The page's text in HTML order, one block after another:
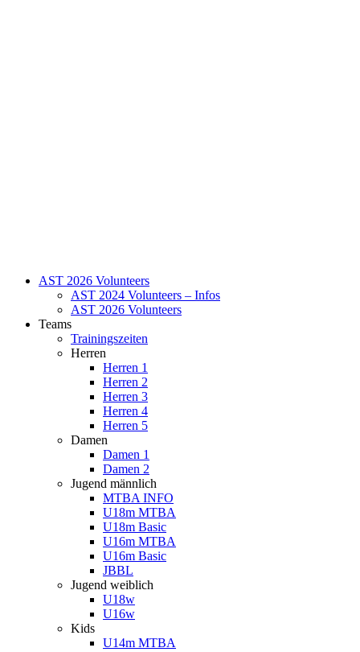
AST 2026 Volunteers
AST 2024 Volunteers – Infos
AST 2026 Volunteers
Teams
Trainingszeiten
Herren
Herren 1
Herren 2
Herren 3
Herren 4
Herren 5
Damen
Damen 1
Damen 2
Jugend männlich
MTBA INFO
U18m MTBA
U18m Basic
U16m MTBA
U16m Basic
JBBL
Jugend weiblich
U18w
U16w
Kids
U14m MTBA